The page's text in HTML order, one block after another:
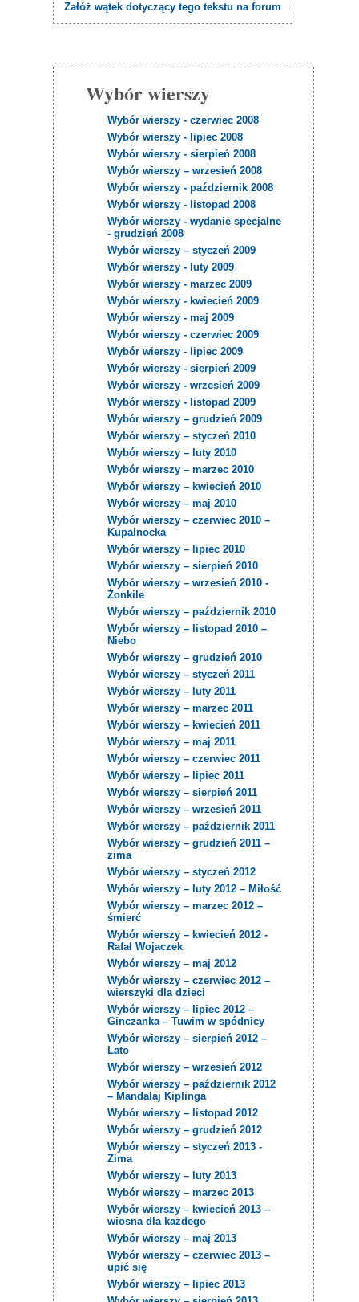
Załóż wątek dotyczący tego tekstu na forum
Wybór wierszy
Wybór wierszy - czerwiec 2008
Wybór wierszy - lipiec 2008
Wybór wierszy - sierpień 2008
Wybór wierszy – wrzesień 2008
Wybór wierszy - październik 2008
Wybór wierszy - listopad 2008
Wybór wierszy - wydanie specjalne
- grudzień 2008
Wybór wierszy – styczeń 2009
Wybór wierszy - luty 2009
Wybór wierszy - marzec 2009
Wybór wierszy - kwiecień 2009
Wybór wierszy - maj 2009
Wybór wierszy - czerwiec 2009
Wybór wierszy - lipiec 2009
Wybór wierszy - sierpień 2009
Wybór wierszy - wrzesień 2009
Wybór wierszy - listopad 2009
Wybór wierszy – grudzień 2009
Wybór wierszy – styczeń 2010
Wybór wierszy – luty 2010
Wybór wierszy – marzec 2010
Wybór wierszy – kwiecień 2010
Wybór wierszy – maj 2010
Wybór wierszy – czerwiec 2010 –
Kupalnocka
Wybór wierszy – lipiec 2010
Wybór wierszy – sierpień 2010
Wybór wierszy – wrzesień 2010 -
Żonkile
Wybór wierszy – październik 2010
Wybór wierszy – listopad 2010 –
Niebo
Wybór wierszy – grudzień 2010
Wybór wierszy – styczeń 2011
Wybór wierszy – luty 2011
Wybór wierszy – marzec 2011
Wybór wierszy – kwiecień 2011
Wybór wierszy – maj 2011
Wybór wierszy – czerwiec 2011
Wybór wierszy – lipiec 2011
Wybór wierszy – sierpień 2011
Wybór wierszy – wrzesień 2011
Wybór wierszy – październik 2011
Wybór wierszy – grudzień 2011 –
zima
Wybór wierszy – styczeń 2012
Wybór wierszy – luty 2012 – Miłość
Wybór wierszy – marzec 2012 –
śmierć
Wybór wierszy – kwiecień 2012 -
Rafał Wojaczek
Wybór wierszy – maj 2012
Wybór wierszy – czerwiec 2012 –
wierszyki dla dzieci
Wybór wierszy – lipiec 2012 –
Ginczanka – Tuwim w spódnicy
Wybór wierszy – sierpień 2012 –
Lato
Wybór wierszy – wrzesień 2012
Wybór wierszy – październik 2012
– Mandalaj Kiplinga
Wybór wierszy – listopad 2012
Wybór wierszy – grudzień 2012
Wybór wierszy – styczeń 2013 -
Zima
Wybór wierszy – luty 2013
Wybór wierszy – marzec 2013
Wybór wierszy – kwiecień 2013 –
wiosna dla każdego
Wybór wierszy – maj 2013
Wybór wierszy – czerwiec 2013 –
upić się
Wybór wierszy – lipiec 2013